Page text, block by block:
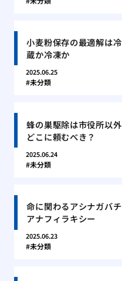
小麦粉保存の最適解は冷
蔵か冷凍か
2025.06.25
未分類
蜂の巣駆除は市役所以外
どこに頼むべき？
2025.06.24
未分類
命に関わるアシナガバチ
アナフィラキシー
2025.06.23
未分類